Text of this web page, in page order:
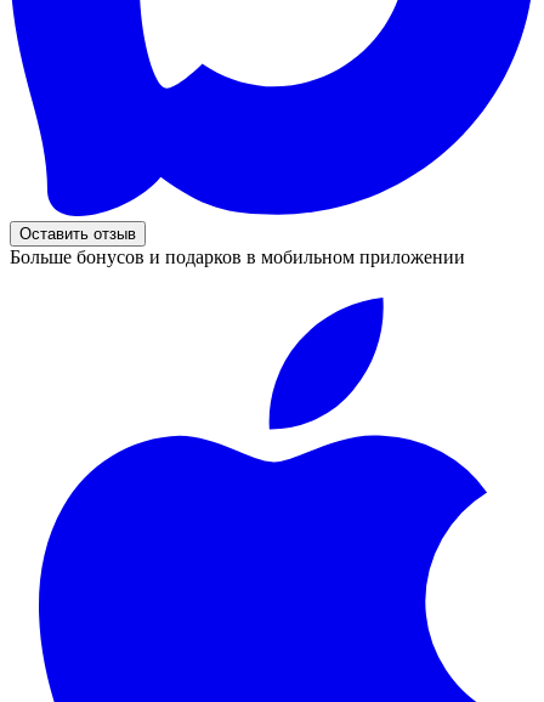
Оставить отзыв
Больше бонусов и подарков в мобильном приложении